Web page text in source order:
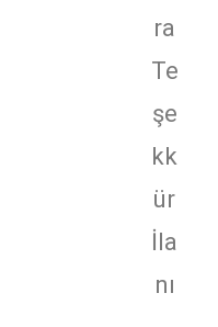
ra
Te
şe
kk
ür
İla
nı